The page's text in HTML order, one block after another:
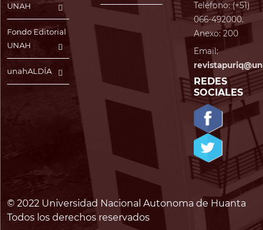
UNAH
Fondo Editorial
UNAH
unahALDÍA
Teléfono: (+51)
066-492000.
Anexo: 200
Email:
REDES
SOCIALES
© 2022 Universidad Nacional Autonoma de Huanta
Todos los derechos reservados